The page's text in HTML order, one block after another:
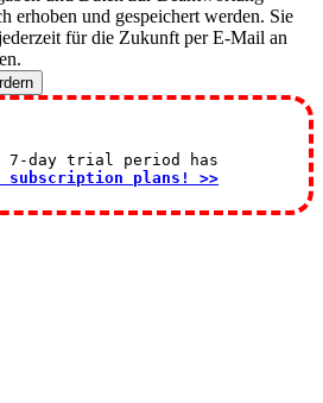
erhoben und gespeichert werden. Sie
für die Zukunft per E-Mail an
7-day trial period has
subscription plans! >>